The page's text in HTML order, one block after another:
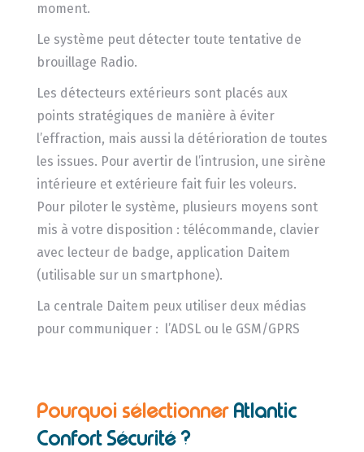
moment.
Le système peut détecter toute tentative de
brouillage Radio.
Les détecteurs extérieurs sont placés aux
points stratégiques de manière à éviter
l’effraction, mais aussi la détérioration de toutes
les issues. Pour avertir de l’intrusion, une sirène
intérieure et extérieure fait fuir les voleurs.
Pour piloter le système, plusieurs moyens sont
mis à votre disposition : télécommande, clavier
avec lecteur de badge, application Daitem
(utilisable sur un smartphone).
La centrale Daitem peux utiliser deux médias
pour communiquer : l’ADSL ou le GSM/GPRS
Pourquoi sélectionner Atlantic
Confort Sécurité ?